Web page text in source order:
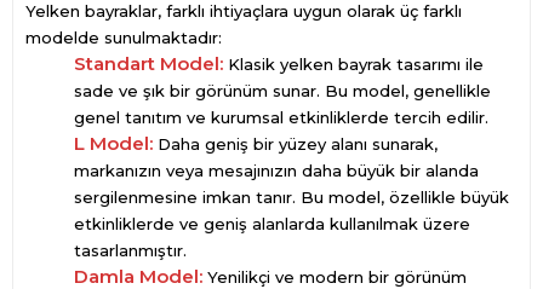
Yelken bayraklar, farklı ihtiyaçlara uygun olarak üç farklı
modelde sunulmaktadır:
Standart Model: Klasik yelken bayrak tasarımı ile
sade ve şık bir görünüm sunar. Bu model, genellikle
genel tanıtım ve kurumsal etkinliklerde tercih edilir.
L Model: Daha geniş bir yüzey alanı sunarak,
markanızın veya mesajınızın daha büyük bir alanda
sergilenmesine imkan tanır. Bu model, özellikle büyük
etkinliklerde ve geniş alanlarda kullanılmak üzere
tasarlanmıştır.
Damla Model: Yenilikçi ve modern bir görünüm